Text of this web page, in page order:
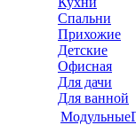
Спальни
Прихожие
Детские
Офисная
Для дачи
Для ванной
Модульные